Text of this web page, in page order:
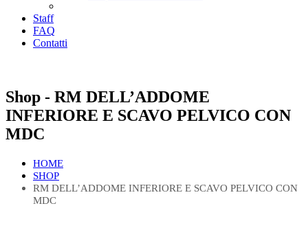
Staff
FAQ
Contatti
Shop - RM DELL’ADDOME
INFERIORE E SCAVO PELVICO CON
MDC
HOME
SHOP
RM DELL’ADDOME INFERIORE E SCAVO PELVICO CON
MDC